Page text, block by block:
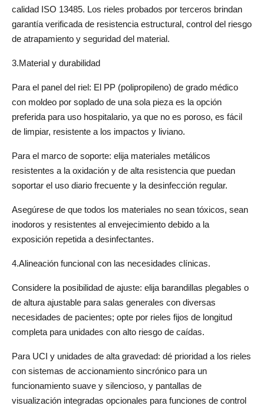
calidad ISO 13485. Los rieles probados por terceros brindan
garantía verificada de resistencia estructural, control del riesgo
de atrapamiento y seguridad del material.
3.Material y durabilidad
Para el panel del riel: El PP (polipropileno) de grado médico
con moldeo por soplado de una sola pieza es la opción
preferida para uso hospitalario, ya que no es poroso, es fácil
de limpiar, resistente a los impactos y liviano.
Para el marco de soporte: elija materiales metálicos
resistentes a la oxidación y de alta resistencia que puedan
soportar el uso diario frecuente y la desinfección regular.
Asegúrese de que todos los materiales no sean tóxicos, sean
inodoros y resistentes al envejecimiento debido a la
exposición repetida a desinfectantes.
4.Alineación funcional con las necesidades clínicas.
Considere la posibilidad de ajuste: elija barandillas plegables o
de altura ajustable para salas generales con diversas
necesidades de pacientes; opte por rieles fijos de longitud
completa para unidades con alto riesgo de caídas.
Para UCI y unidades de alta gravedad: dé prioridad a los rieles
con sistemas de accionamiento sincrónico para un
funcionamiento suave y silencioso, y pantallas de
visualización integradas opcionales para funciones de control